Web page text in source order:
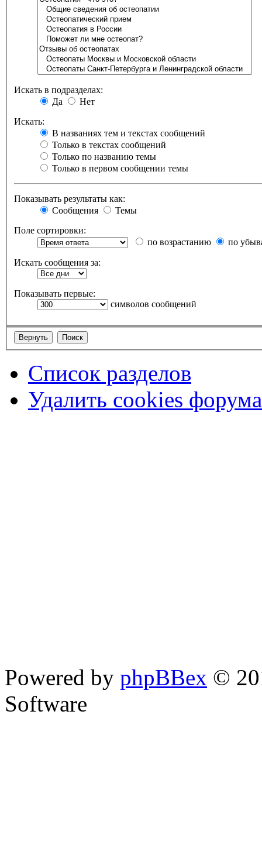
Искать в подразделах:
Да
Нет
Искать:
В названиях тем и текстах сообщений
Только в текстах сообщений
Только по названию темы
Только в первом сообщении темы
Показывать результаты как:
Сообщения
Темы
Поле сортировки:
по возрастанию
по
Искать сообщения за:
Показывать первые:
символов сообщений
Список разделов
Удалить cookies форума
Powered by phpBBex ©
Software